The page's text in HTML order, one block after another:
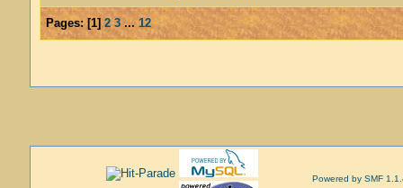
Pages:[1] 2 3 ...12
Powered by SMF